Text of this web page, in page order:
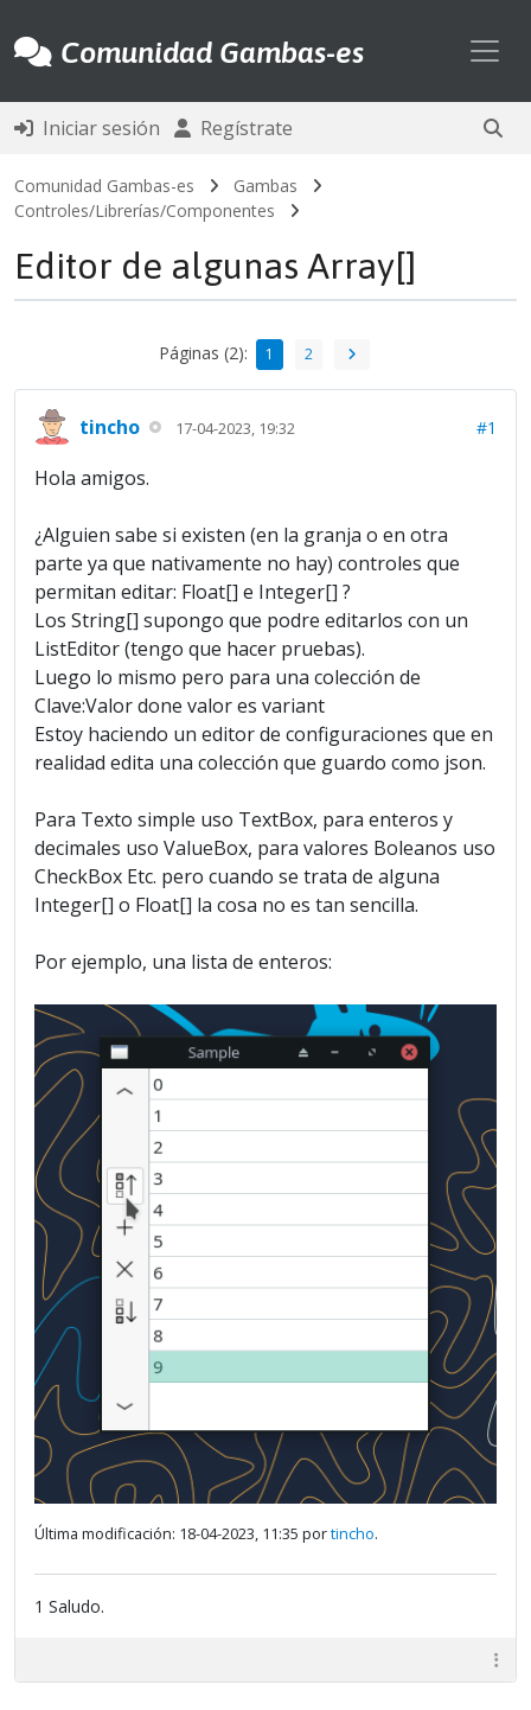
Comunidad Gambas-es
Iniciar sesión Regístrate
Comunidad Gambas-es
Gambas
Controles/Librerías/Componentes
Editor de algunas Array[]
Páginas (2): 1 2
tincho 17-04-2023, 19:32 #1
Hola amigos.
¿Alguien sabe si existen (en la granja o en otra
parte ya que nativamente no hay) controles que
permitan editar: Float[] e Integer[] ?
Los String[] supongo que podre editarlos con un
ListEditor (tengo que hacer pruebas).
Luego lo mismo pero para una colección de
Clave:Valor done valor es variant
Estoy haciendo un editor de configuraciones que en
realidad edita una colección que guardo como json.
Para Texto simple uso TextBox, para enteros y
decimales uso ValueBox, para valores Boleanos uso
CheckBox Etc. pero cuando se trata de alguna
Integer[] o Float[] la cosa no es tan sencilla.
Por ejemplo, una lista de enteros:
Última modificación: 18-04-2023, 11:35 portincho.
1 Saludo.